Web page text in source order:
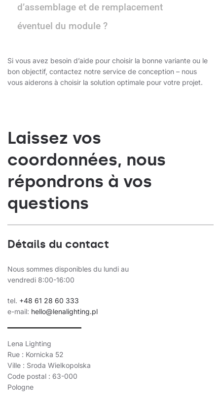
d’assemblage et de remplacement
éventuel du module ?
Si vous avez besoin d’aide pour choisir la bonne variante ou le
bon objectif, contactez notre service de conception – nous
vous aiderons à choisir la solution optimale pour votre projet.
Laissez vos
coordonnées, nous
répondrons à vos
questions
Détails du contact
Nous sommes disponibles du lundi au
vendredi 8:00-16:00
tel. +48 61 28 60 333
e-mail: hello@lenalighting.pl
Lena Lighting
Rue : Kornicka 52
Ville : Sroda Wielkopolska
Code postal : 63-000
Pologne